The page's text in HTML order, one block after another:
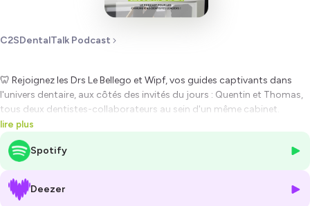
C2SDentalTalk Podcast
🦷 Rejoignez les Drs Le Bellego et Wipf, vos guides captivants dans
l'univers dentaire, aux côtés des invités du jours : Quentin et Thomas,
tous deux dentistes-collaborateurs au sein d'un même cabinet.
Thomas est jeune praticien accompagné par Quentin. 🌟
Le thème : "Lever l’objection financière d’un projet de traitement". Une
plongée profonde dans l'art de naviguer à travers les défis financiers
Hébergé par Ausha. Visitez
lire plus
Spotify
Deezer